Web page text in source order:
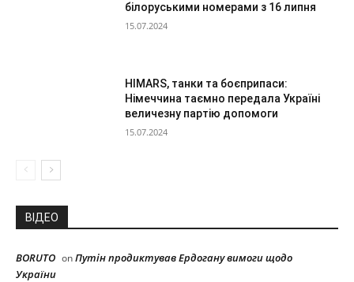
білоруськими номерами з 16 липня
15.07.2024
HIMARS, танки та боєприпаси:
Німеччина таємно передала Україні
величезну партію допомоги
15.07.2024
ВІДЕО
BORUTO onПутін продиктував Ердогану вимоги щодо
України